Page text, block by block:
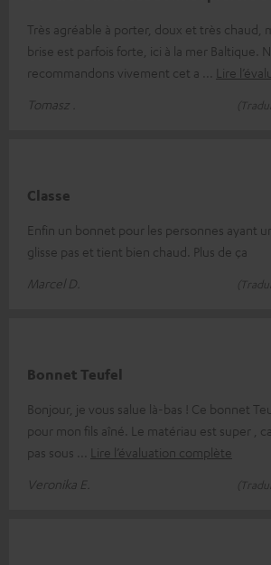
Très agréable à porter, doux et très chaud,
brise est parfois forte, ici à la mer Baltique.
recommandons vivement cet a
Lire
Tomasz .
Classe
Enfin un bonnet pour les personnes ayant
glisse pas et tient bien chaud. Plus de ça
Marcel D.
Bonnet Teufel
Bonjour, je vous salue là-bas ! Ce bonnet
pour mon fils aîné. Le matériau est super ,
pas sous
Lire l’évaluation complète
Veronika E.